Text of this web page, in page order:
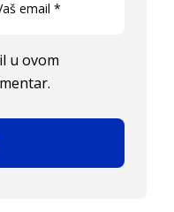
u ovom